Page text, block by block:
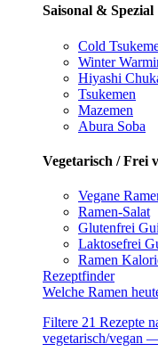
Saisonal & Spezial
Cold
Winter
Hiyashi
Tsukemen
Mazemen
Abura Soba
Vegetarisch / Frei
Vegane
Ramen-Salat
Glutenfrei
Laktosefrei
Ramen
Rezeptfinder
Welche Ramen
Filtere 21 Rezepte
vegetarisch/vegan